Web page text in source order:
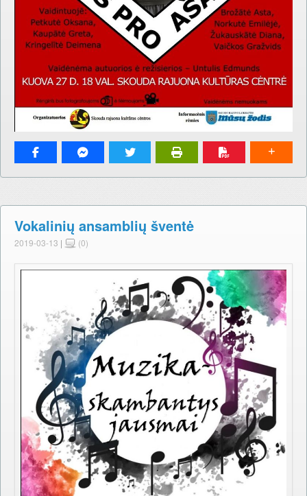
Vokalinių ansamblių šventė
2019-03-13 | (0)